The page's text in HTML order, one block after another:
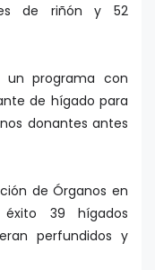
de riñón y 52
un programa con
de hígado para
donantes antes
de Órganos en
39 hígados
perfundidos y